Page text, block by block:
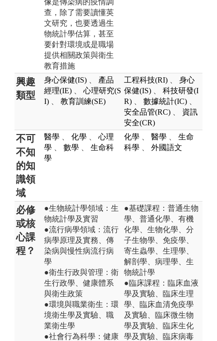
查，除了需要讀懂英
文研究，也要透過生
物統計學估算，甚至
要針對環境或是職場
提供相關政策與衛生
教育措施
興趣
類型
身心保健(IS)
產品
經理(IE)
心理研究(S
I)
教育訓練(SE)
工程科技(RI)
身心
保健(IS)
科技研發(I
R)
數據統計(IC)
安全品管(RC)
資訊
安全(CR)
不可
不知
的知
識領
域
醫學 化學
心理
學
數學
生命科
學
化學 醫學
生命
科學
外國語文
必修
或核
心課
程？
●生物統計學領域：生
物統計學及實習
●流行病學領域：流行
病學原理及實務、傳
染病與慢性病流行病
學
●衛生行政與管理：衛
生行政學、健康體系
與衛生政策
●環境與職業衛生：環
境衛生學及實驗、職
業衛生學
●社會行為科學：健康
●基礎課程：普通生物
學、普通化學、有機
化學、生物化學、分
子生物學、免疫學、
寄生蟲學、生理學、
解剖學、病理學、生
物統計學
●臨床課程：臨床血液
學及實驗、臨床生理
學、臨床血清免疫學
及實驗、臨床微生物
學及實驗、臨床生化
學及實驗、臨床病毒